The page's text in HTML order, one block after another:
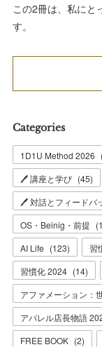
この2冊は、私にと
す。
Categories
1D1U Method 2026
🖊 講座と学び (45)
🖊 対話とフィードバ
OS・Beinig・前提 (
AI Life (123) 習
習慣化 2024 (14)
アファメーション：
アパレル店長物語
FREE BOOK (2)